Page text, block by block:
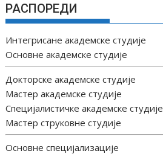
РАСПОРЕДИ
Интегрисане академске студије
Основне академске студије
Докторске академске студије
Мастер академске студије
Специјалистичке академске студије
Мастер струковне студије
Основне специјализације